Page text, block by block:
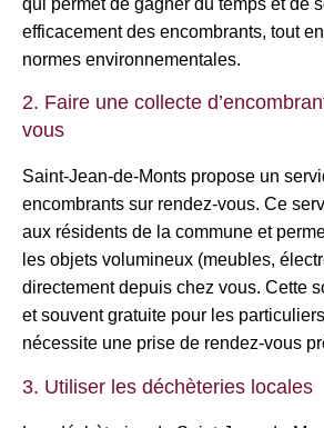
qui permet de gagner du temps et de
efficacement des encombrants, tout
normes environnementales.
2. Faire une collecte
vous
Saint-Jean-de-Monts propose un
encombrants sur rendez-vous. Ce
aux résidents de la commune et
les objets volumineux (meubles,
directement depuis chez vous. Cette
et souvent gratuite pour les
nécessite une prise de rendez-vous
3. Utiliser les déchèteries locales